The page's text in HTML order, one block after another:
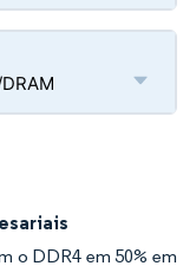
o DDR4 em 50% em